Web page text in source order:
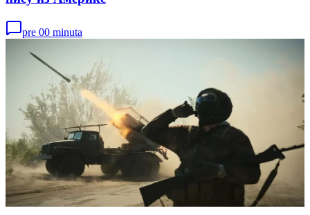
pre 00 minuta